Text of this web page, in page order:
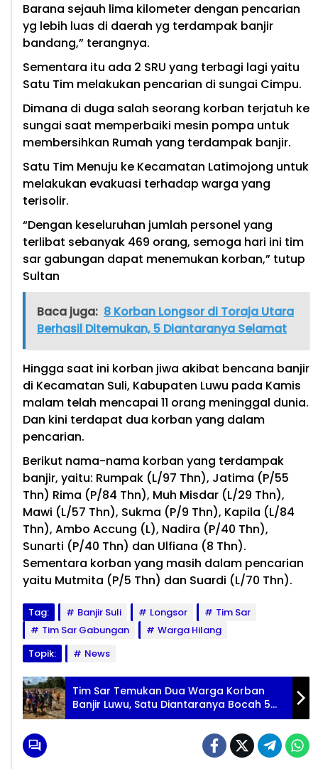
Barana sejauh lima kilometer dengan pencarian
yg lebih luas di daerah yg terdampak banjir
bandang,” terangnya.
Sementara itu ada 2 SRU yang terbagi lagi yaitu
Satu Tim melakukan pencarian di sungai Cimpu.
Dimana di duga salah seorang korban terjatuh ke
sungai saat memperbaiki mesin pompa untuk
membersihkan Rumah yang terdampak banjir.
Satu Tim Menuju ke Kecamatan Latimojong untuk
melakukan evakuasi terhadap warga yang
terisolir.
“Dengan keseluruhan jumlah personel yang
terlibat sebanyak 469 orang, semoga hari ini tim
sar gabungan dapat menemukan korban,” tutup
Sultan
Baca juga: 8 Korban Longsor di Toraja Utara
Berhasil Ditemukan, 5 Diantaranya Selamat
Hingga saat ini korban jiwa akibat bencana banjir
di Kecamatan Suli, Kabupaten Luwu pada Kamis
malam telah mencapai 11 orang meninggal dunia.
Dan kini terdapat dua korban yang dalam
pencarian.
Berikut nama-nama korban yang terdampak
banjir, yaitu: Rumpak (L/97 Thn), Jatima (P/55
Thn) Rima (P/84 Thn), Muh Misdar (L/29 Thn),
Mawi (L/57 Thn), Sukma (P/9 Thn), Kapila (L/84
Thn), Ambo Accung (L), Nadira (P/40 Thn),
Sunarti (P/40 Thn) dan Ulfiana (8 Thn).
Sementara korban yang masih dalam pencarian
yaitu Mutmita (P/5 Thn) dan Suardi (L/70 Thn).
Tag: Banjir Suli Longsor
Tim Sar
Tim Sar Gabungan
Warga Hilang
Topik:
News
Tim Sar Temukan Dua Warga Korban
Banjir Luwu, Satu Diantaranya Bocah 5
Tahun